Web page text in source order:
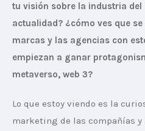
tu visión sobre la industria
actualidad? ¿cómo ves que
marcas y las agencias con
empiezan a ganar
metaverso, web 3?
Lo que estoy viendo es la
marketing de las compañías y